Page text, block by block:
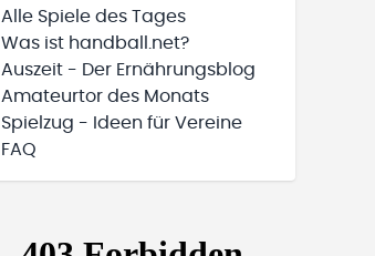
Alle Spiele des Tages
Was ist handball.net?
Auszeit - Der Ernährungsblog
Amateurtor des Monats
Spielzug - Ideen für Vereine
FAQ